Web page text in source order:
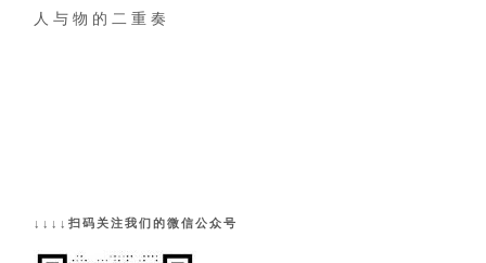
人 与 物 的 二 重 奏
↓↓↓↓扫码关注我们的微信公众号